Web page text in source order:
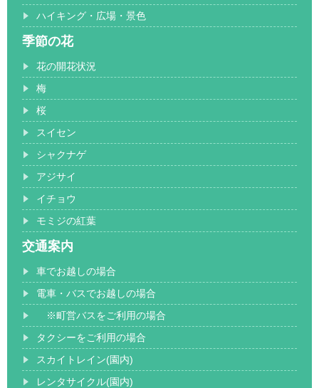
ハイキング・広場・景色
季節の花
花の開花状況
梅
桜
スイセン
シャクナゲ
アジサイ
イチョウ
モミジの紅葉
交通案内
車でお越しの場合
電車・バスでお越しの場合
※町営バスをご利用の場合
タクシーをご利用の場合
スカイトレイン(園内)
レンタサイクル(園内)